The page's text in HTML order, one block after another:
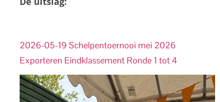
2026-05-19 Schelpentoernooi mei 2026
Exporteren Eindklassement Ronde 1 tot 4